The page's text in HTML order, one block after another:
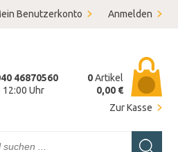
Benutzerkonto Anmelden
46870560
12:00 Uhr
0Artikel
0,00 €
Zur Kasse